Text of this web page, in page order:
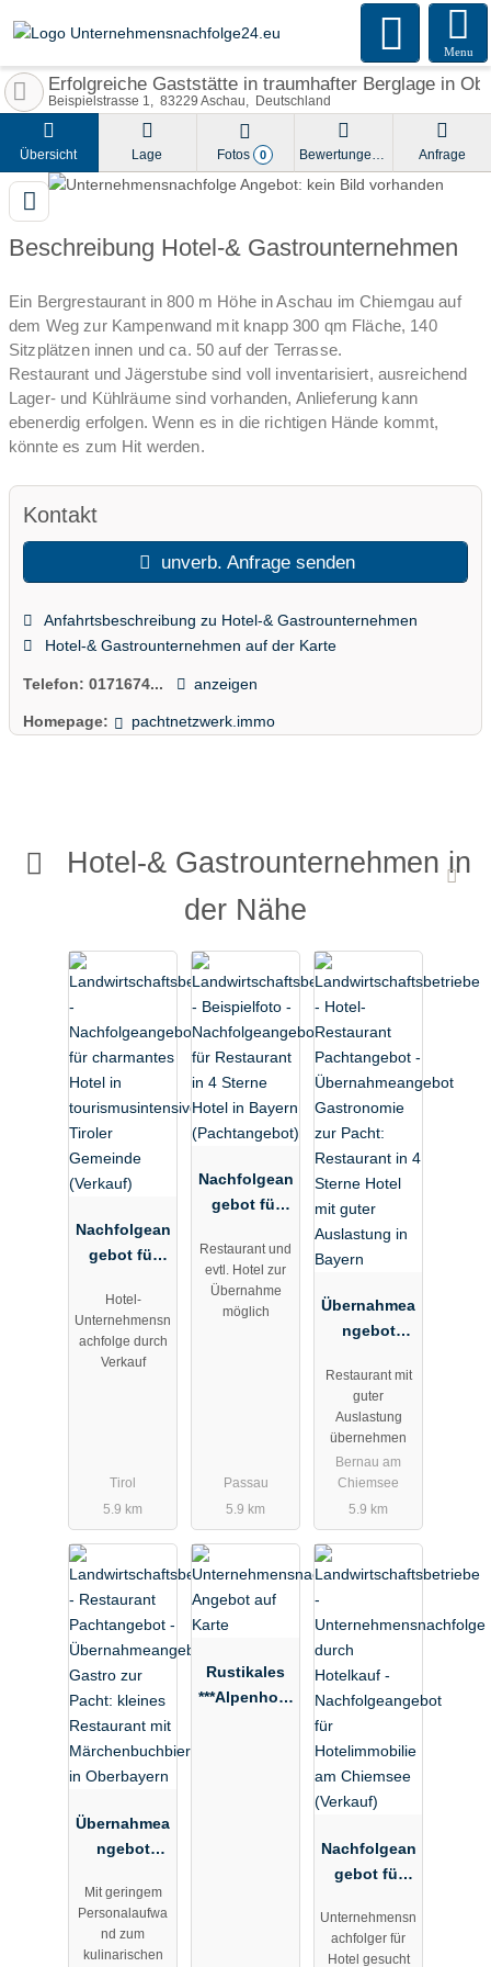
Menu
Erfolgreiche Gaststätte in traumhafter Berglage in
Beispielstrasse 1 83229 Aschau Deutschland
Übersicht Lage Fotos 0 Bewertungen Anfrage
Beschreibung Hotel-& Gastrounternehmen
Ein Bergrestaurant in 800 m Höhe in Aschau im Chiemgau auf
dem Weg zur Kampenwand mit knapp 300 qm Fläche, 140
Sitzplätzen innen und ca. 50 auf der Terrasse.
Restaurant und Jägerstube sind voll inventarisiert, ausreichend
Lager- und Kühlräume sind vorhanden, Anlieferung kann
ebenerdig erfolgen. Wenn es in die richtigen Hände kommt,
könnte es zum Hit werden.
Kontakt
unverb. Anfrage senden
Anfahrtsbeschreibung zu Hotel-& Gastrounternehmen
Hotel-& Gastrounternehmen auf der Karte
Telefon: 0171674... anzeigen
Homepage: pachtnetzwerk.immo
Hotel-& Gastrounternehmen in
der Nähe
Nachfolgean
gebot für
Hotel in
tourismusint
ensiver
Hotel-
Unternehmensn
achfolge durch
Verkauf
Tirol
5.9 km
Nachfolgean
gebot für
in 4 Sterne
Hotel in
Bayern
Restaurant und
evtl. Hotel zur
Übernahme
möglich
Passau
5.9 km
Übernahmea
ngebot
zur Pacht:
Restaurant
in 4 Sterne
Hotel mit
guter
Auslastung
in Bayern
Restaurant mit
guter
Auslastung
übernehmen
Bernau am
Chiemsee
5.9 km
Übernahmea
ngebot
Pacht:
Restaurant
Mit geringem
Personalaufwa
nd zum
kulinarischen
Rustikales
***Alpenhote
Nachfolgean
gebot für
lie am
Chiemsee
Unternehmensn
achfolger für
Hotel gesucht